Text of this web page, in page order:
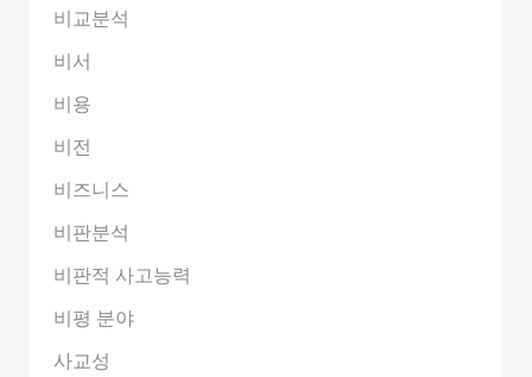
비교분석
비서
비용
비전
비즈니스
비판분석
비판적 사고능력
비평 분야
사교성